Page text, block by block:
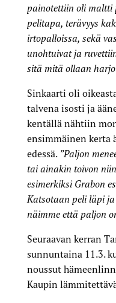
painotettiin oli maltti
pelitapa, terävyys
irtopalloissa, sekä
unohtuivat ja
sitä mitä ollaan
Sinkaarti oli
talvena isosti ja
kentällä nähtiin
ensimmäinen kerta
edessä. ”Paljon
tai ainakin toivon
esimerkiksi Grabon
Katsotaan peli läpi
näimme että paljon
Seuraavan kerran
sunnuntaina 11.3.
noussut
Kaupin